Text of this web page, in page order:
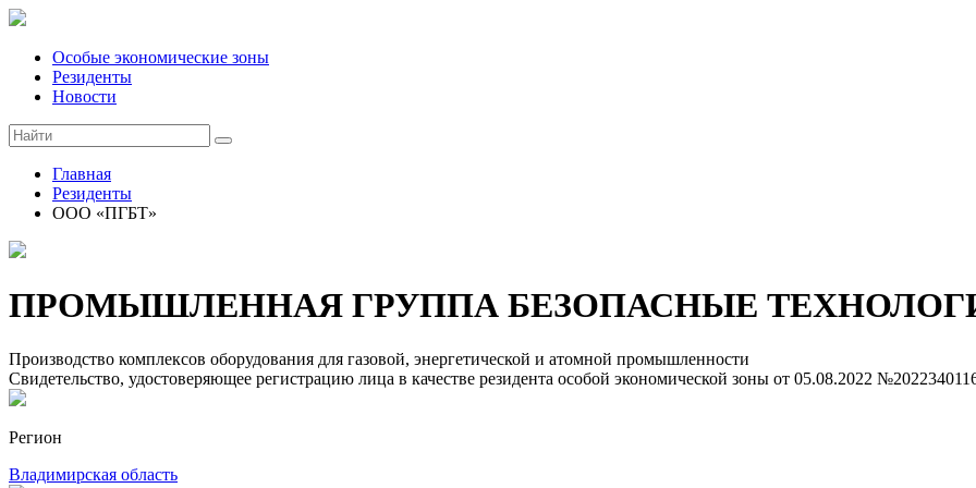
Особые экономические зоны
Резиденты
Новости
Главная
Резиденты
ООО «ПГБТ»
ПРОМЫШЛЕННАЯ ГРУППА БЕЗОПАСНЫЕ
Производство комплексов оборудования для газовой, энергетической и атомной промышленности
Свидетельство, удостоверяющее регистрацию лица в качестве резидента особой экономической зоны от 05.08.2022
Регион
Владимирская область